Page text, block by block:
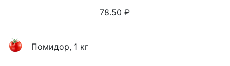
78.50 ₽
Помидор, 1 кг